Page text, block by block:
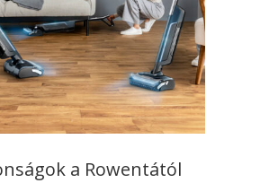
a Rowentától